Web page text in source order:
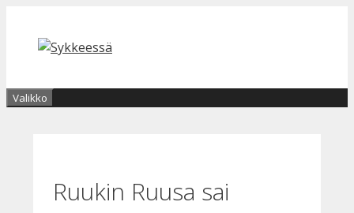
sisältöön
Valikko
Ruukin Ruusa sai